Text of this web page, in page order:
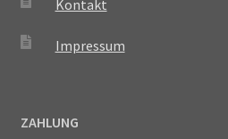
Kontakt
Impressum
ZAHLUNG